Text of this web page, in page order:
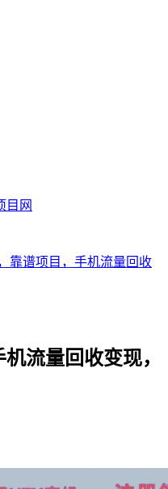
目网
靠谱项目，手机流量回收
流量回收变现，